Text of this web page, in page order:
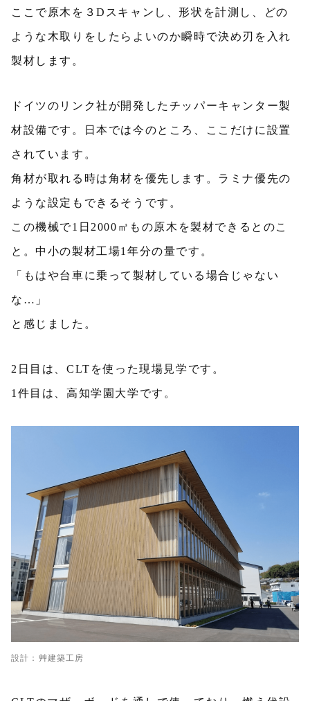
ここで原木を３Dスキャンし、形状を計測し、どの
ような木取りをしたらよいのか瞬時で決め刃を入れ
製材します。
ドイツのリンク社が開発したチッパーキャンター製
材設備です。日本では今のところ、ここだけに設置
されています。
角材が取れる時は角材を優先します。ラミナ優先の
ような設定もできるそうです。
この機械で1日2000㎥もの原木を製材できるとのこ
と。中小の製材工場1年分の量です。
「もはや台車に乗って製材している場合じゃない
な…」
と感じました。
2日目は、CLTを使った現場見学です。
1件目は、高知学園大学です。
設計：艸建築工房